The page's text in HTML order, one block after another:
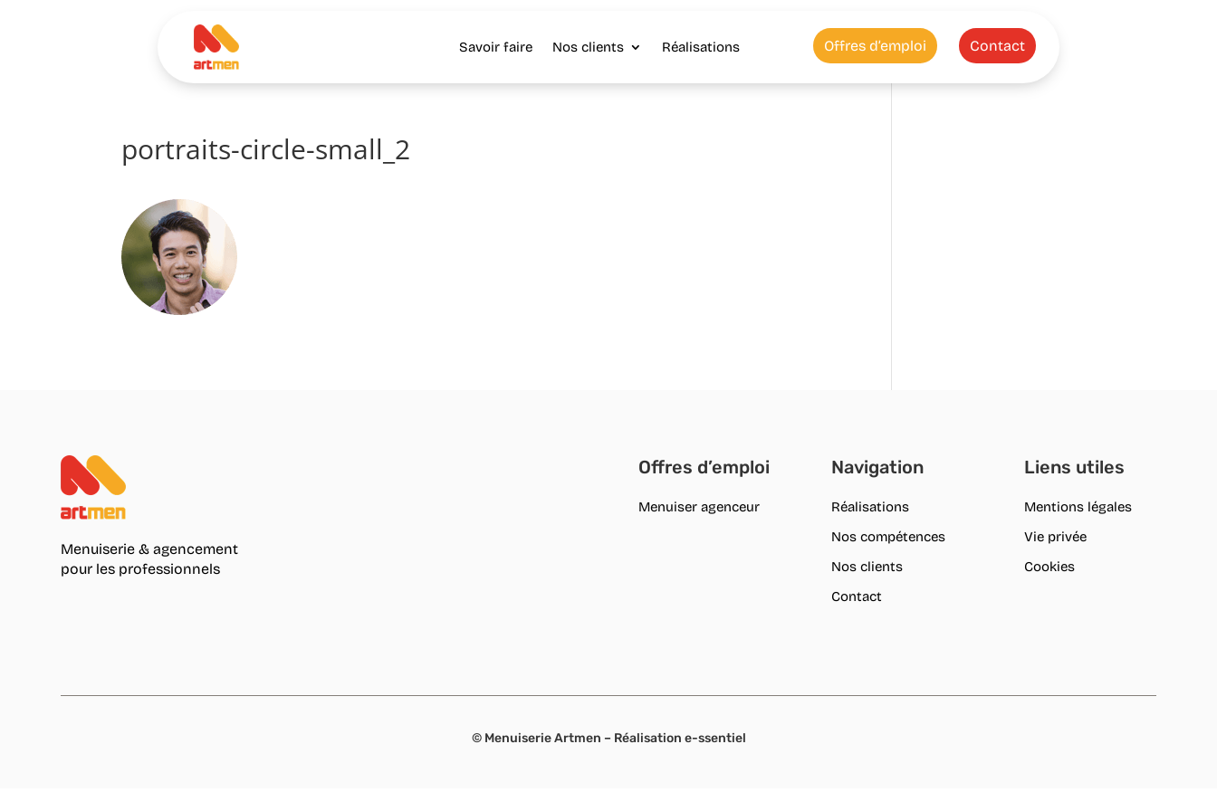
Savoir faire Nos clients Réalisations Offres d’emploi Contact
portraits-circle-small_2
Menuiserie & agencement
pour les professionnels
Offres d’emploi
Menuiser agenceur
Navigation
Réalisations
Nos compétences
Nos clients
Contact
Liens utiles
Mentions légales
Vie privée
Cookies
© Menuiserie Artmen – Réalisation e-ssentiel